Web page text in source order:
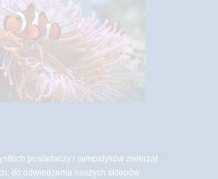
posiadaczy i sympatyków zwierząt
do odwiedzenia naszych sklepów